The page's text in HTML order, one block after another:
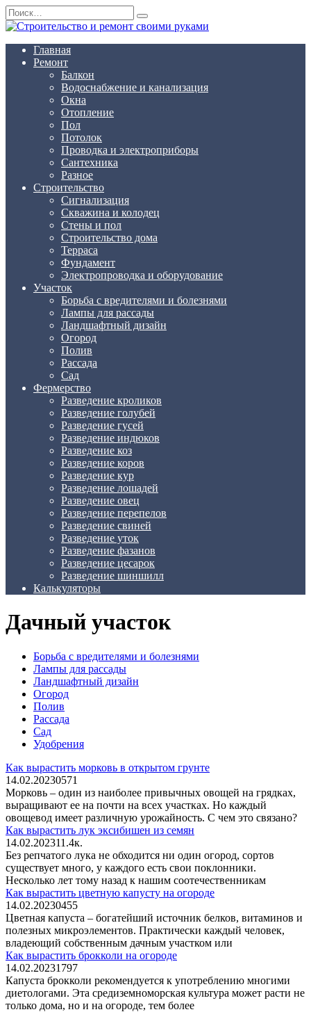
Перейти
к
содержанию
Search
for:
Главная
Ремонт
Балкон
Водоснабжение и канализация
Окна
Отопление
Пол
Потолок
Проводка и электроприборы
Сантехника
Разное
Строительство
Сигнализация
Скважина и колодец
Стены и пол
Строительство дома
Терраса
Фундамент
Электропроводка и оборудование
Участок
Борьба с вредителями и болезнями
Лампы для рассады
Ландшафтный дизайн
Огород
Полив
Рассада
Сад
Фермерство
Разведение кроликов
Разведение голубей
Разведение гусей
Разведение индюков
Разведение коз
Разведение коров
Разведение кур
Разведение лошадей
Разведение овец
Разведение перепелов
Разведение свиней
Разведение уток
Разведение фазанов
Разведение цесарок
Разведение шиншилл
Калькуляторы
Дачный участок
Борьба с вредителями и болезнями
Лампы для рассады
Ландшафтный дизайн
Огород
Полив
Рассада
Сад
Удобрения
Как вырастить морковь в открытом грунте
14.02.20230571
Морковь – один из наиболее привычных овощей на грядках,
выращивают ее на почти на всех участках. Но каждый
овощевод имеет различную урожайность. С чем это связано?
Как вырастить лук эксибишен из семян
14.02.202311.4к.
Без репчатого лука не обходится ни один огород, сортов
существует много, у каждого есть свои поклонники.
Несколько лет тому назад к нашим соотечественникам
Как вырастить цветную капусту на огороде
14.02.20230455
Цветная капуста – богатейший источник белков, витаминов и
полезных микроэлементов. Практически каждый человек,
владеющий собственным дачным участком или
Как вырастить брокколи на огороде
14.02.20231 797
Капуста брокколи рекомендуется к употреблению многими
диетологами. Эта средиземноморская культура может расти не
только дома, но и на огороде, тем более